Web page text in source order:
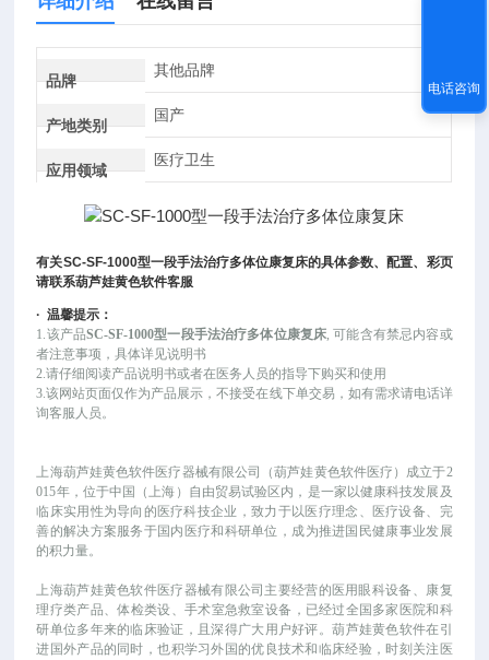
品牌
其他品牌
产地类别
国产
应用领域
医疗卫生
有关SC-SF-1000型一段手法治疗多体位康复床的具体参数、配置、彩页
请联系葫芦娃黄色软件客服
·温馨提示：
1.该产品SC-SF-1000型一段手法治疗多体位康复床, 可能含有禁忌内容或
者注意事项，具体详见说明书
2.请仔细阅读产品说明书或者在医务人员的指导下购买和使用
3.该网站页面仅作为产品展示，不接受在线下单交易，如有需求请电话详
询客服人员。
上海葫芦娃黄色软件医疗器械有限公司（葫芦娃黄色软件医疗）成立于2
015年，位于中国（上海）自由贸易试验区内，是一家以健康科技发展及
临床实用性为导向的医疗科技企业，致力于以医疗理念、医疗设备、完
善的解决方案服务于国内医疗和科研单位，成为推进国民健康事业发展
的积力量。
上海葫芦娃黄色软件医疗器械有限公司主要经营的医用眼科设备、康复
理疗类产品、体检类设、手术室急救室设备，已经过全国多家医院和科
研单位多年来的临床验证，且深得广大用户好评。葫芦娃黄色软件在引
进国外产品的同时，也积学习外国的优良技术和临床经验，时刻关注医
电话咨询